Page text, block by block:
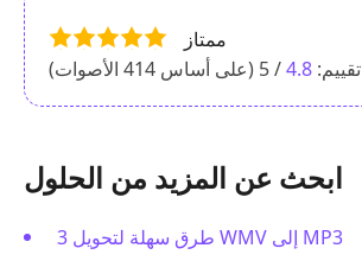
ممتاز
تقييم: 4.8/ 5 (على أساس 414 الأصوات)
ابحث عن المزيد من الحلول
3 طرق سهلة لتحويل WMV إلى MP3